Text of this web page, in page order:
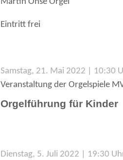
Eintritt frei
Samstag, 21. Mai 2022 | 10:30
Veranstaltung der Orgelspiele
Orgelführung für Kinder
Dienstag, 5. Juli 2022 | 19:30